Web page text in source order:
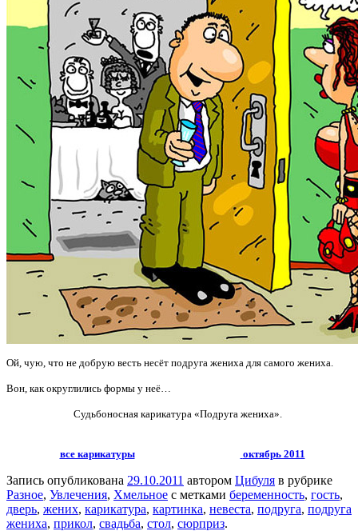
Ой, чую, что не добрую весть несёт подруга жениха для самого жениха.
Вон, как округлились формы у неё…
Судьбоносная карикатура «Подруга жениха».
все карикатуры октябрь 2011
Запись опубликована 29.10.2011 автором Цибуля в рубрике
Разное, Увлечения, Хмельное с метками беременность, гость,
дверь, жених, карикатура, картинка, невеста, подруга, подруга
жениха, прикол, свадьба, стол, сюрприз.